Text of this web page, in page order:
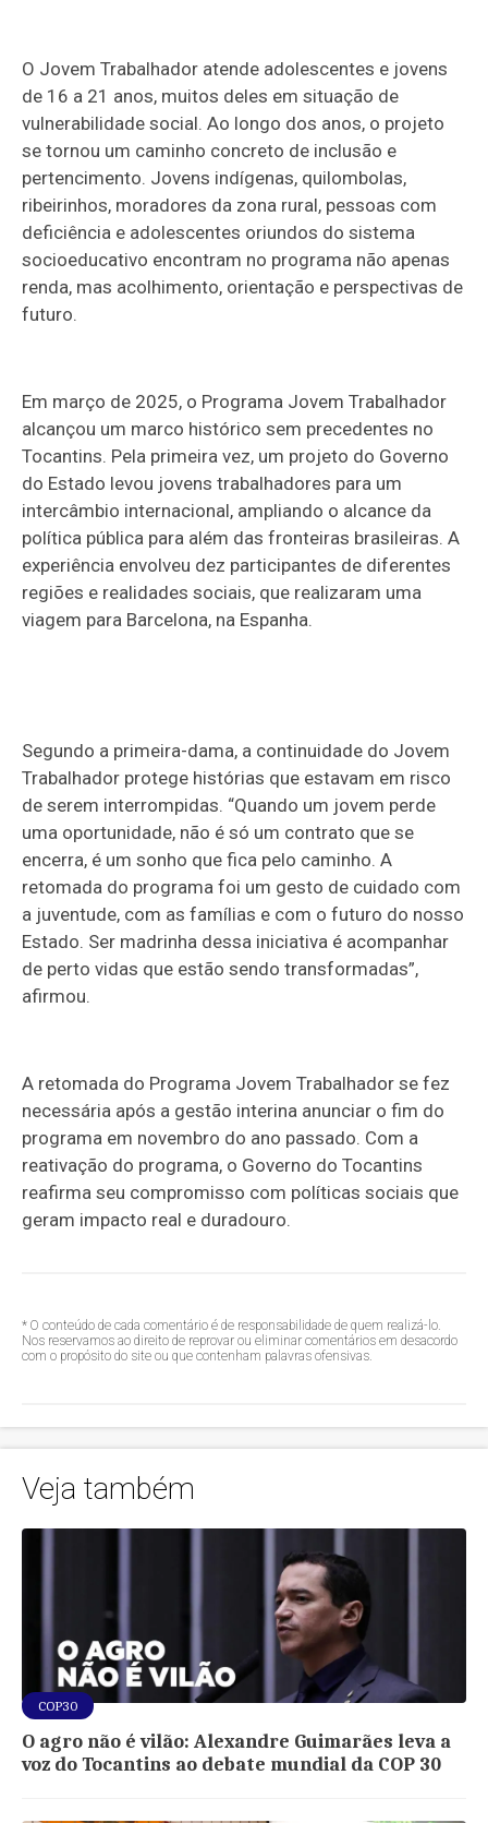
O Jovem Trabalhador atende adolescentes e jovens
de 16 a 21 anos, muitos deles em situação de
vulnerabilidade social. Ao longo dos anos, o projeto
se tornou um caminho concreto de inclusão e
pertencimento. Jovens indígenas, quilombolas,
ribeirinhos, moradores da zona rural, pessoas com
deficiência e adolescentes oriundos do sistema
socioeducativo encontram no programa não apenas
renda, mas acolhimento, orientação e perspectivas de
futuro.
Em março de 2025, o Programa Jovem Trabalhador
alcançou um marco histórico sem precedentes no
Tocantins. Pela primeira vez, um projeto do Governo
do Estado levou jovens trabalhadores para um
intercâmbio internacional, ampliando o alcance da
política pública para além das fronteiras brasileiras. A
experiência envolveu dez participantes de diferentes
regiões e realidades sociais, que realizaram uma
viagem para Barcelona, na Espanha.
Segundo a primeira-dama, a continuidade do Jovem
Trabalhador protege histórias que estavam em risco
de serem interrompidas. “Quando um jovem perde
uma oportunidade, não é só um contrato que se
encerra, é um sonho que fica pelo caminho. A
retomada do programa foi um gesto de cuidado com
a juventude, com as famílias e com o futuro do nosso
Estado. Ser madrinha dessa iniciativa é acompanhar
de perto vidas que estão sendo transformadas”,
afirmou.
A retomada do Programa Jovem Trabalhador se fez
necessária após a gestão interina anunciar o fim do
programa em novembro do ano passado. Com a
reativação do programa, o Governo do Tocantins
reafirma seu compromisso com políticas sociais que
geram impacto real e duradouro.
* O conteúdo de cada comentário é de responsabilidade de quem realizá-lo.
Nos reservamos ao direito de reprovar ou eliminar comentários em desacordo
com o propósito do site ou que contenham palavras ofensivas.
Veja também
COP30
O agro não é vilão: Alexandre Guimarães leva a
voz do Tocantins ao debate mundial da COP 30